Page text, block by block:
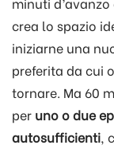
crea lo spazio
iniziarne una
preferita da cui
tornare. Ma 60
per uno o due
autosufficienti,